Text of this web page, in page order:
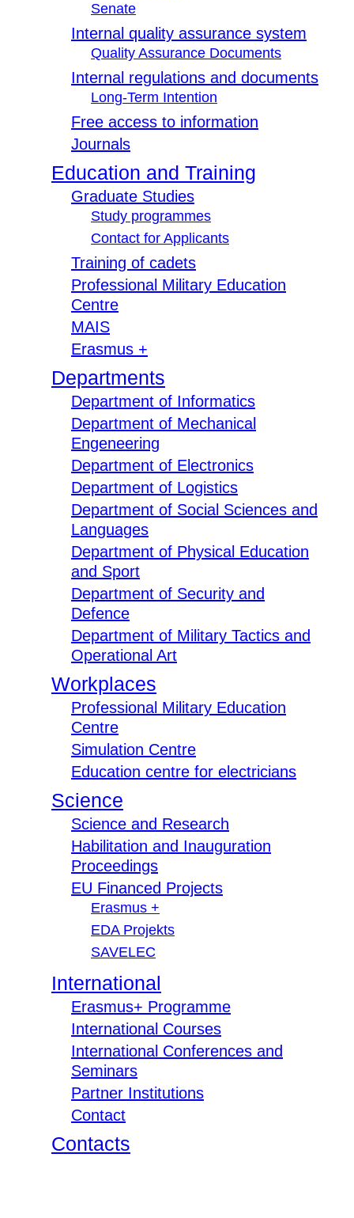
Senate
Internal quality assurance system
Quality Assurance Documents
Internal regulations and documents
Long-Term Intention
Free access to information
Journals
Education and Training
Graduate Studies
Study programmes
Contact for Applicants
Training of cadets
Professional Military Education
Centre
MAIS
Erasmus +
Departments
Department of Informatics
Department of Mechanical
Engeneering
Department of Electronics
Department of Logistics
Department of Social Sciences and
Languages
Department of Physical Education
and Sport
Department of Security and
Defence
Department of Military Tactics and
Operational Art
Workplaces
Professional Military Education
Centre
Simulation Centre
Education centre for electricians
Science
Science and Research
Habilitation and Inauguration
Proceedings
EU Financed Projects
Erasmus +
EDA Projekts
SAVELEC
International
Erasmus+ Programme
International Courses
International Conferences and
Seminars
Partner Institutions
Contact
Contacts